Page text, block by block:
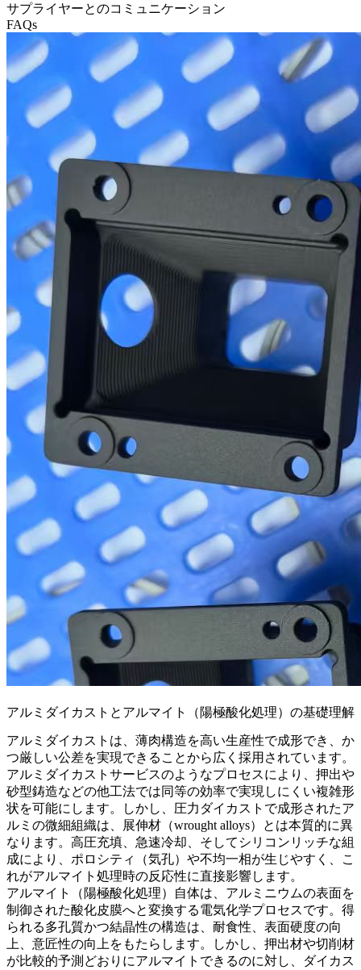
サプライヤーとのコミュニケーション
FAQs
アルミダイカストとアルマイト（陽極酸化処理）の基礎理解
アルミダイカストは、薄肉構造を高い生産性で成形でき、か
つ厳しい公差を実現できることから広く採用されています。
アルミダイカストサービスのようなプロセスにより、押出や
砂型鋳造などの他工法では同等の効率で実現しにくい複雑形
状を可能にします。しかし、圧力ダイカストで成形されたア
ルミの微細組織は、展伸材（wrought alloys）とは本質的に異
なります。高圧充填、急速冷却、そしてシリコンリッチな組
成により、ポロシティ（気孔）や不均一相が生じやすく、こ
れがアルマイト処理時の反応性に直接影響します。
アルマイト（陽極酸化処理）自体は、アルミニウムの表面を
制御された酸化皮膜へと変換する電気化学プロセスです。得
られる多孔質かつ結晶性の構造は、耐食性、表面硬度の向
上、意匠性の向上をもたらします。しかし、押出材や切削材
が比較的予測どおりにアルマイトできるのに対し、ダイカス